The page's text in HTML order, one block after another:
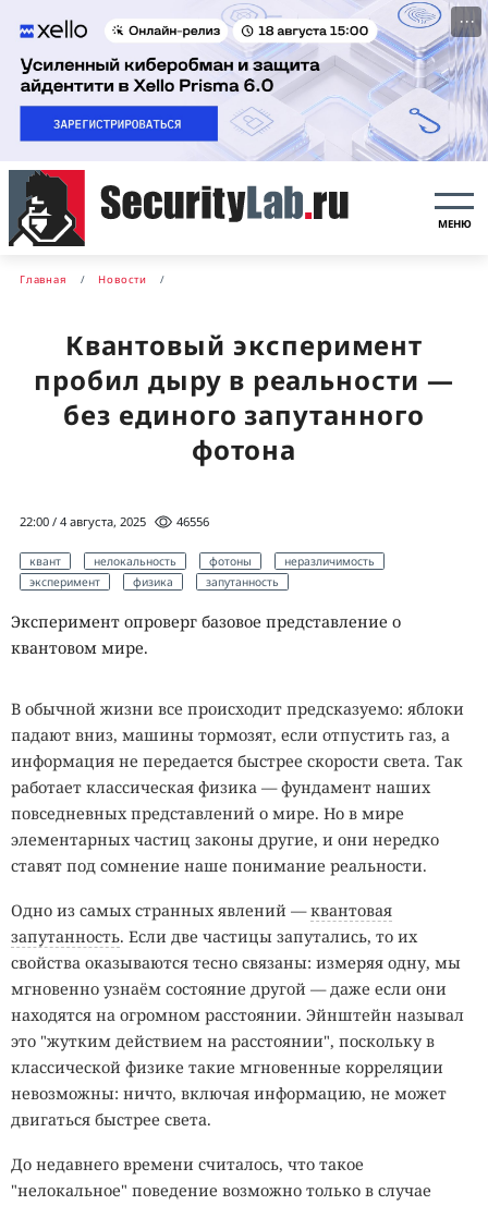
···
МЕНЮ
Главная Новости
Квантовый эксперимент
пробил дыру в реальности —
без единого запутанного
фотона
22:00 / 4 августа, 2025 46556
квант нелокальность фотоны
неразличимость
эксперимент
физика запутанность
Эксперимент опроверг базовое представление о
квантовом мире.
В обычной жизни все происходит предсказуемо: яблоки
падают вниз, машины тормозят, если отпустить газ, а
информация не передается быстрее скорости света. Так
работает классическая физика — фундамент наших
повседневных представлений о мире. Но в мире
элементарных частиц законы другие, и они нередко
ставят под сомнение наше понимание реальности.
Одно из самых странных явлений —квантовая
запутанность. Если две частицы запутались, то их
свойства оказываются тесно связаны: измеряя одну, мы
мгновенно узнаём состояние другой — даже если они
находятся на огромном расстоянии. Эйнштейн называл
это "жутким действием на расстоянии", поскольку в
классической физике такие мгновенные корреляции
невозможны: ничто, включая информацию, не может
двигаться быстрее света.
До недавнего времени считалось, что такое
"нелокальное" поведение возможно только в случае